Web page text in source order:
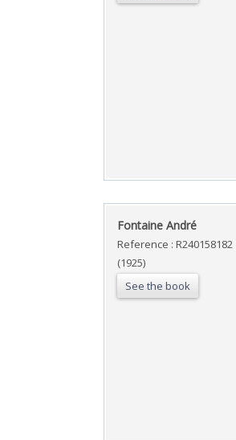
‎Fontaine André‎
Reference : R240158182
(1925)
See the book